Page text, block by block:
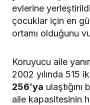
evlerine
çocuklar için en
ortamı olduğunu
Koruyucu aile
2002 yılında 515
256’ya
aile kapasitesinin